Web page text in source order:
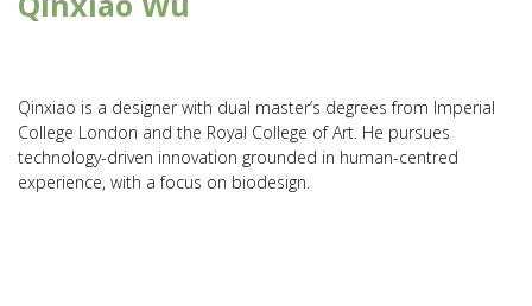
Qinxiao is a designer with dual master’s degrees from Imperial
College London and the Royal College of Art. He pursues
technology-driven innovation grounded in human-centred
experience, with a focus on biodesign.